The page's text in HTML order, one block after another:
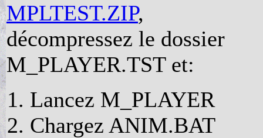
MPLTEST.ZIP,
décompressez le dossier
M_PLAYER.TST et:
Lancez M_PLAYER
Chargez ANIM.BAT